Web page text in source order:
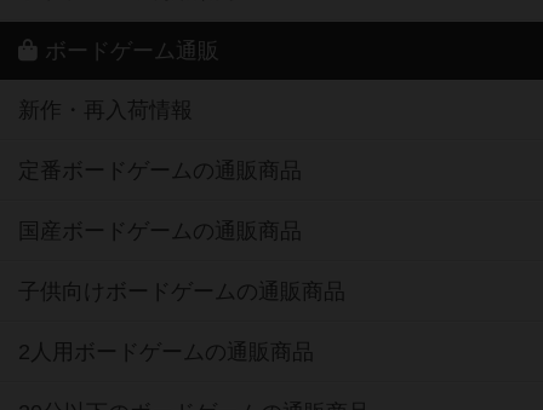
ボードゲーム通販
新作・再入荷情報
定番ボードゲームの通販商品
国産ボードゲームの通販商品
子供向けボードゲームの通販商品
2人用ボードゲームの通販商品